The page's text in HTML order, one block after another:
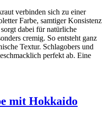
verbinden sich zu einer
Farbe, samtiger Konsistenz
dabei für natürliche
cremig. So entsteht ganz
Textur. Schlagobers und
perfekt ab. Eine
mit Hokkaido